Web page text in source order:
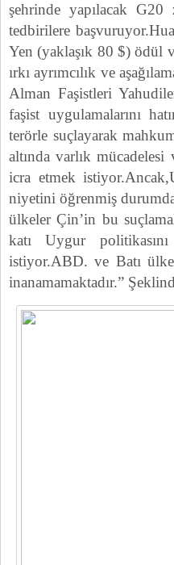
şehrinde yapılacak G20
tedbirilere
Yen (yaklaşık 80 $) ödül
ırkı ayrımcılık ve
Alman Faşistleri
faşist uygulamalarını
terörle suçlayarak
altında varlık
icra etmek
niyetini öğrenmiş
ülkeler Çin’in bu
katı Uygur
istiyor.ABD. ve Batı
inanamamaktadır.”